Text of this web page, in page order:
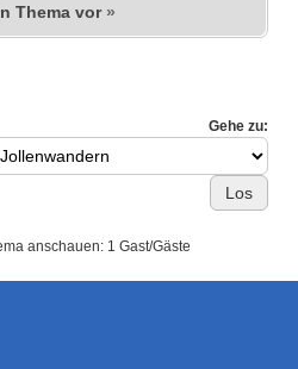
Thema vor»
Gehe zu:
anschauen: 1 Gast/Gäste